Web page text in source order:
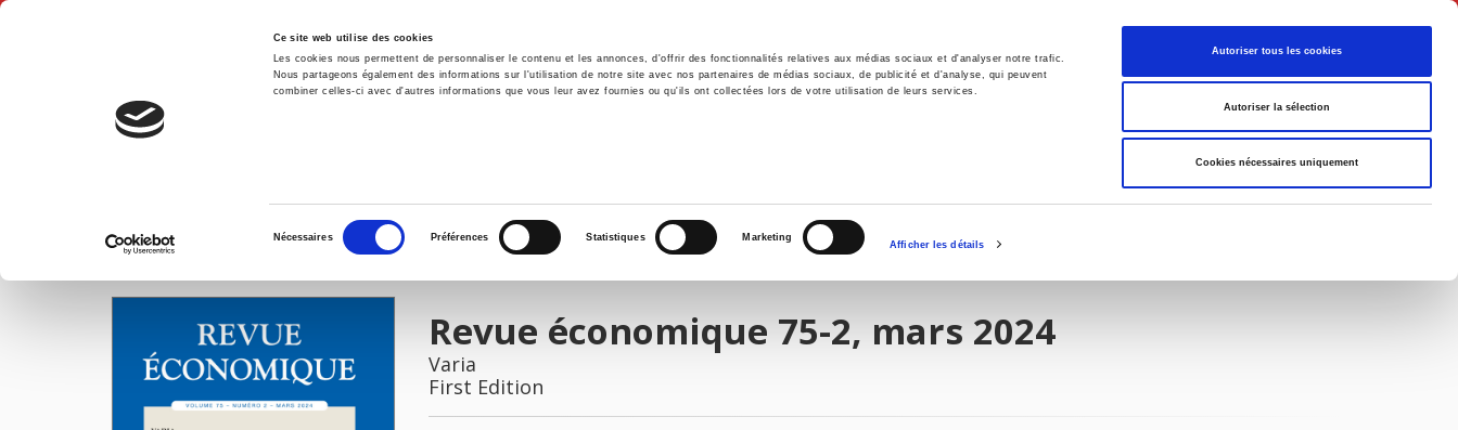
Ce site web utilise des cookies
Les cookies nous permettent de personnaliser le contenu et les annonces, d'offrir des fonctionnalités relatives aux médias sociaux et d'analyser notre trafic.
Nous partageons également des informations sur l'utilisation de notre site avec nos partenaires de médias sociaux, de publicité et d'analyse, qui peuvent
combiner celles-ci avec d'autres informations que vous leur avez fournies ou qu'ils ont collectées lors de votre utilisation de leurs services.
consentement
Nécessaires Préférences Statistiques Marketing
Afficher les détails
Autoriser tous les cookies
Autoriser la sélection
Cookies nécessaires uniquement
English
Home Environment History International Politics
IMAGES
Revue économique 75-2, mars 2024
Varia
First Edition